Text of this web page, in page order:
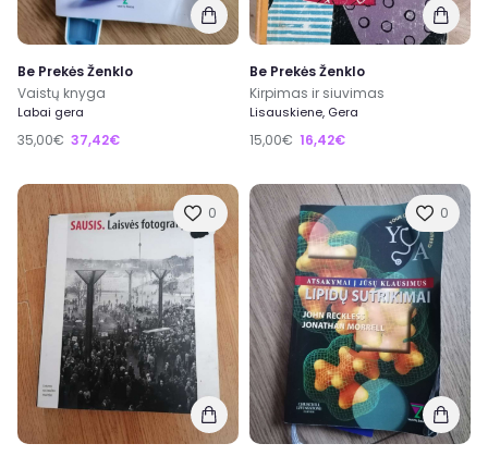
Be Prekės Ženklo
Vaistų knyga
Labai gera
35,00€ 37,42€
Be Prekės Ženklo
Kirpimas ir siuvimas
Lisauskiene, Gera
15,00€ 16,42€
0 0